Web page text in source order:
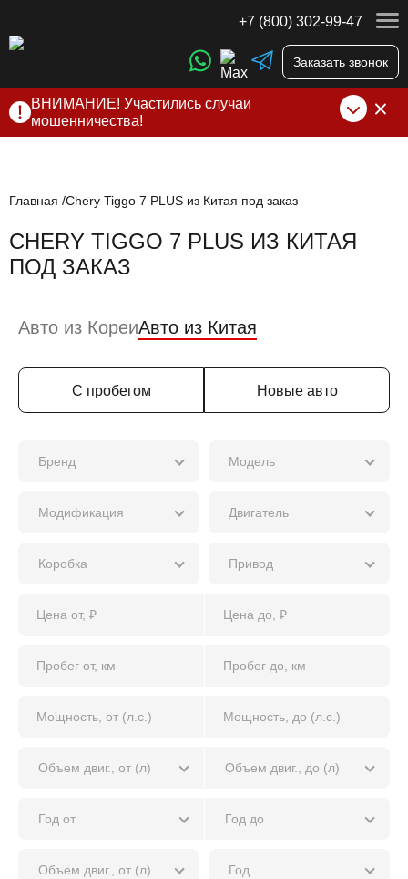
+7 (800) 302-99-47
Заказать звонок
ВНИМАНИЕ! Участились случаи
мошенничества!
нами по официальным контактам , указанным в соц сетях
Главная Chery Tiggo 7 PLUS из Китая под заказ
CHERY TIGGO 7 PLUS ИЗ КИТАЯ
ПОД ЗАКАЗ
Авто из КореиАвто из Китая
С пробегом Новые авто
Бренд Модель
Двигатель
Коробка Привод
Модификация
Объем двиг., от (л) Объем двиг., до (л)
Год от Год до
Объем двиг., от (л) Год